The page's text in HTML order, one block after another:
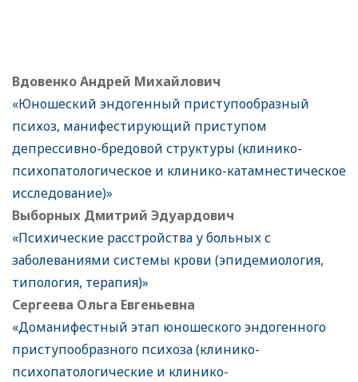
Вдовенко Андрей Михайлович
«Юношеский эндогенный приступообразный
психоз, манифестирующий приступом
депрессивно-бредовой структуры (клинико-
психопатологическое и клинико-катамнестическое
исследование)»
Выборных Дмитрий Эдуардович
«Психические расстройства у больных с
заболеваниями системы крови (эпидемиология,
типология, терапия)»
Сергеева Ольга Евгеньевна
«Доманифестный этап юношеского эндогенного
приступообразного психоза (клинико-
психопатологические и клинико-